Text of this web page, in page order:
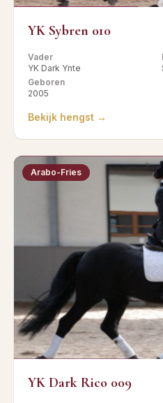
YK Sybren 010
Vader
YK Dark Ynte
Geboren
2005
Bekijk hengst →
Arabo-Fries
YK Dark Rico 009